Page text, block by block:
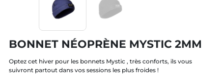
BONNET NÉOPRÈNE MYSTIC 2MM
Optez cet hiver pour les bonnets Mystic , très conforts, ils vous
suivront partout dans vos sessions les plus froides !